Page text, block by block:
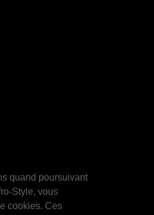
quand poursuivant
Style, vous
cookies. Ces